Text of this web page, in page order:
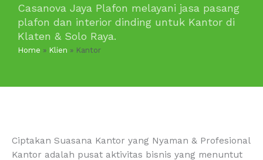
Casanova Jaya Plafon melayani jasa pasang
plafon dan interior dinding untuk Kantor di
Klaten & Solo Raya.
Home » Klien » Kantor
Ciptakan Suasana Kantor yang Nyaman & Profesional
Kantor adalah pusat aktivitas bisnis yang menuntut